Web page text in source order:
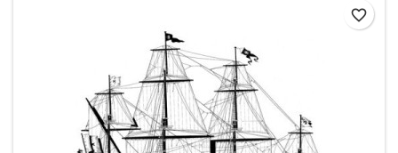
favorite_border